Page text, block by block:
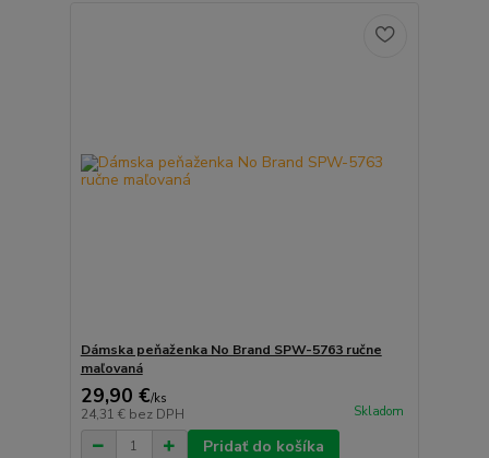
Dámska peňaženka No Brand SPW-5763 ručne
maľovaná
29,90 €/ks
24,31 € bez DPH Skladom
Pridať do košíka